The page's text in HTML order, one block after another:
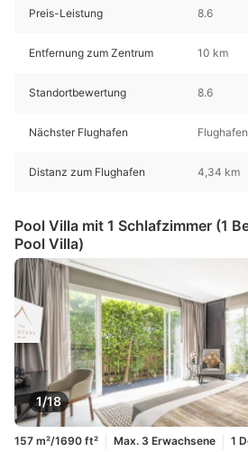
Preis-Leistung 8.6
Entfernung zum Zentrum 10 km
Standortbewertung 8.6
Nächster Flughafen
Distanz zum Flughafen 4,34 km
Pool Villa mit 1 Schlafzimmer (1
Pool Villa)
1/18
157 m²/1690 ft² Max. 3 Erwachsene
1